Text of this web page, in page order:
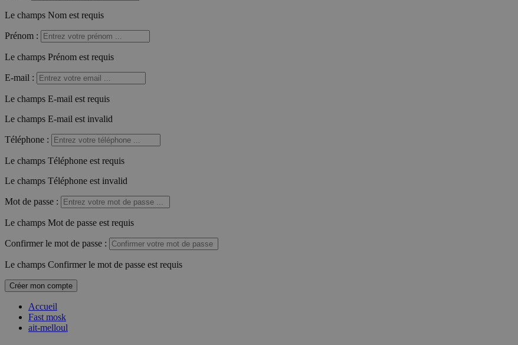
Le champs Nom est requis
Prénom :
Le champs Prénom est requis
E-mail :
Le champs E-mail est requis
Le champs E-mail est invalid
Téléphone :
Le champs Téléphone est requis
Le champs Téléphone est invalid
Mot de passe :
Le champs Mot de passe est requis
Confirmer le mot de passe :
Le champs Confirmer le mot de passe est requis
Créer mon compte
Accueil
Fast mosk
ait-melloul